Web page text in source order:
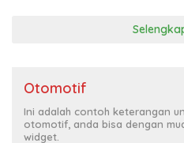
Otomotif
Ini adalah contoh keterangan
otomotif, anda bisa dengan
widget.